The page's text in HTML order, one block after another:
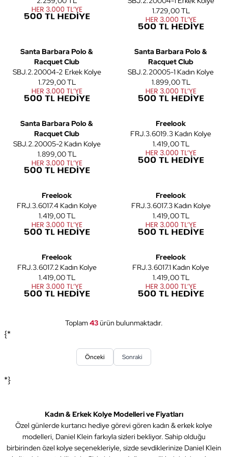
1.729,00 TL
Santa Barbara Polo &
Racquet Club
SBJ.2.20004-2 Erkek Kolye
1.729,00 TL
Santa Barbara Polo &
Racquet Club
SBJ.2.20005-1 Kadın Kolye
1.899,00 TL
Santa Barbara Polo &
Racquet Club
SBJ.2.20005-2 Kadın Kolye
1.899,00 TL
Freelook
FRJ.3.6019.3 Kadın Kolye
1.419,00 TL
Freelook
FRJ.3.6017.4 Kadın Kolye
1.419,00 TL
Freelook
FRJ.3.6017.3 Kadın Kolye
1.419,00 TL
Freelook
FRJ.3.6017.2 Kadın Kolye
1.419,00 TL
Freelook
FRJ.3.6017.1 Kadın Kolye
1.419,00 TL
Toplam43ürün bulunmaktadır.
{*
Önceki Sonraki
*}
Kadın & Erkek Kolye Modelleri ve Fiyatları
Özel günlerde kurtarıcı hediye görevi gören kadın & erkek kolye
modelleri, Daniel Klein farkıyla sizleri bekliyor. Sahip olduğu
birbirinden özel kolye seçenekleriyle, sizde sevdiklerinize Daniel Klein